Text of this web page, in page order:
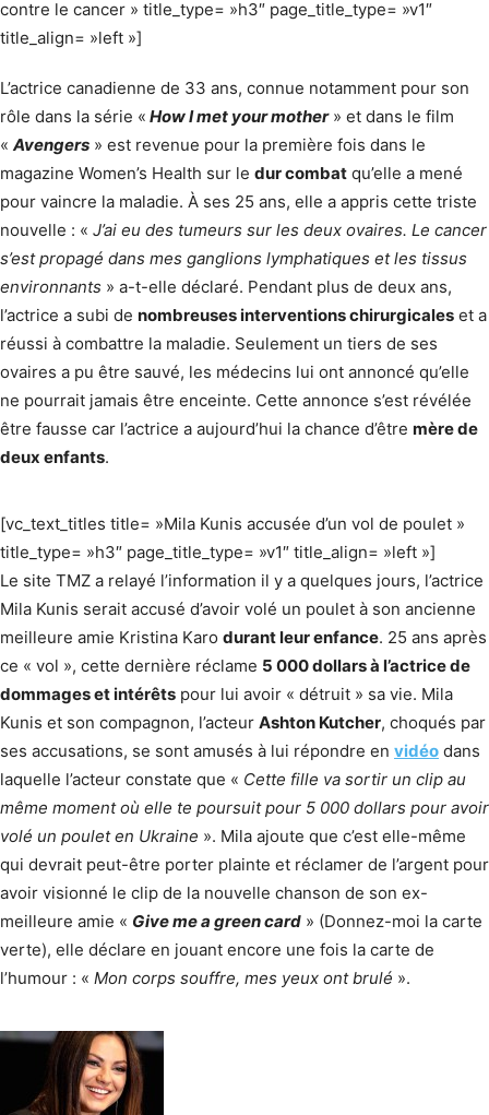
contre le cancer » title_type= »h3″ page_title_type= »v1″
title_align= »left »]
L’actrice canadienne de 33 ans, connue notamment pour son
rôle dans la série « How I met your mother» et dans le film
« Avengers » est revenue pour la première fois dans le
magazine Women’s Health sur le dur combat qu’elle a mené
pour vaincre la maladie. À ses 25 ans, elle a appris cette triste
nouvelle : « J’ai eu des tumeurs sur les deux ovaires. Le cancer
s’est propagé dans mes ganglions lymphatiques et les tissus
environnants » a-t-elle déclaré. Pendant plus de deux ans,
l’actrice a subi de nombreuses interventions chirurgicales et a
réussi à combattre la maladie. Seulement un tiers de ses
ovaires a pu être sauvé, les médecins lui ont annoncé qu’elle
ne pourrait jamais être enceinte. Cette annonce s’est révélée
être fausse car l’actrice a aujourd’hui la chance d’être mère de
deux enfants.
[vc_text_titles title= »Mila Kunis accusée d’un vol de poulet »
title_type= »h3″ page_title_type= »v1″ title_align= »left »]
Le site TMZ a relayé l’information il y a quelques jours, l’actrice
Mila Kunis serait accusé d’avoir volé un poulet à son ancienne
meilleure amie Kristina Karo durant leur enfance. 25 ans après
ce « vol », cette dernière réclame 5 000 dollars à l’actrice de
dommages et intérêts pour lui avoir « détruit » sa vie. Mila
Kunis et son compagnon, l’acteur Ashton Kutcher, choqués par
ses accusations, se sont amusés à lui répondre en vidéo dans
laquelle l’acteur constate que « Cette fille va sortir un clip au
même moment où elle te poursuit pour 5 000 dollars pour avoir
volé un poulet en Ukraine ». Mila ajoute que c’est elle-même
qui devrait peut-être porter plainte et réclamer de l’argent pour
avoir visionné le clip de la nouvelle chanson de son ex-
meilleure amie « Give me a green card » (Donnez-moi la carte
verte), elle déclare en jouant encore une fois la carte de
l’humour : « Mon corps souffre, mes yeux ont brulé ».